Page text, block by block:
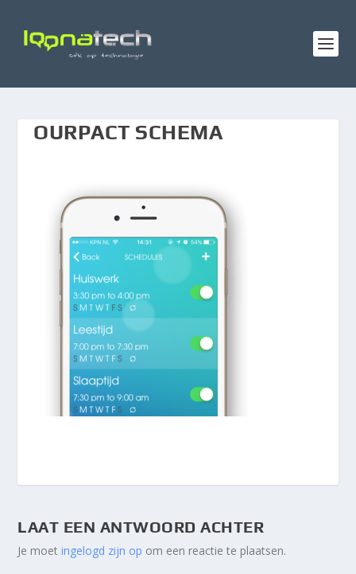
OURPACT SCHEMA
LAAT EEN ANTWOORD ACHTER
Je moetingelogd zijn op om een reactie te plaatsen.